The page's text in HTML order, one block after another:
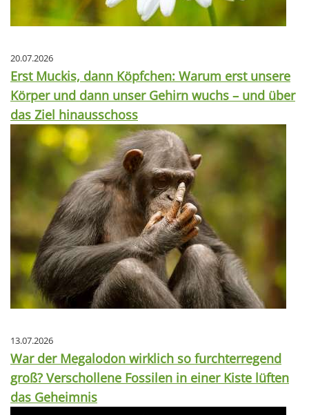
20.07.2026
Erst Muckis, dann Köpfchen: Warum erst unsere
Körper und dann unser Gehirn wuchs – und über
das Ziel hinausschoss
13.07.2026
War der Megalodon wirklich so furchterregend
groß? Verschollene Fossilen in einer Kiste lüften
das Geheimnis